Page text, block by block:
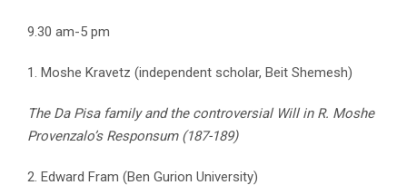
9.30 am-5 pm
1. Moshe Kravetz (independent scholar, Beit Shemesh)
The Da Pisa family and the controversial Will in R. Moshe
Provenzalo’s Responsum (187-189)
2. Edward Fram (Ben Gurion University)